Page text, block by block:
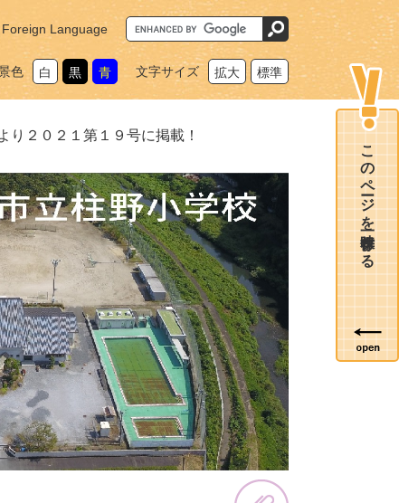
Foreign Language
G
o
o
カ
ム
色 白 黒 青 文字サイズ 拡大 標準
り２０２１第１９号に掲載！
このページを一時保存する